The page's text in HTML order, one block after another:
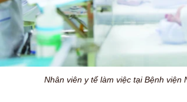
Nhân viên y tế làm việc tại Bệnh viện